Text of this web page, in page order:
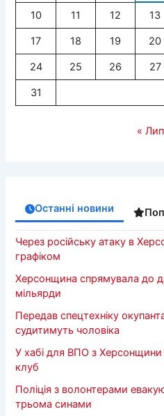
10 11 12 13
17 18 19 20
24 25 26 27
31
« Лип
Останні новини
Через російську атаку в
графіком
Херсонщина спрямувала до
мільярди
Передав спецтехніку
судитимуть чоловіка
У хабі для ВПО з
клуб
Поліція з волонтерами
трьома синами